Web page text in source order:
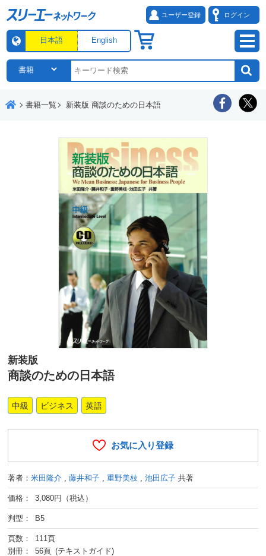
ユーザー登録 ログイン
日本語 English
書籍一覧 新装版 商談のための日本語
新装版
商談のための日本語
中級 ビジネス 英語
お気に入り登録
著者：米田隆介 ,藤井和子 ,重野美枝 ,池田広子 共著
価格： 3,080円（税込）
判型： B5
頁数： 111頁
別冊： 56頁 (テキストガイド)